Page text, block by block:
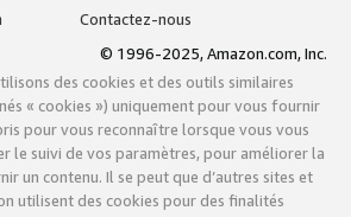
Contactez-nous
© 1996-2025, Amazon.com, Inc.
des cookies et des outils similaires
« cookies ») uniquement pour vous fournir
pour vous reconnaître lorsque vous vous
le suivi de vos paramètres, pour améliorer la
un contenu. Il se peut que d’autres sites et
utilisent des cookies pour des finalités